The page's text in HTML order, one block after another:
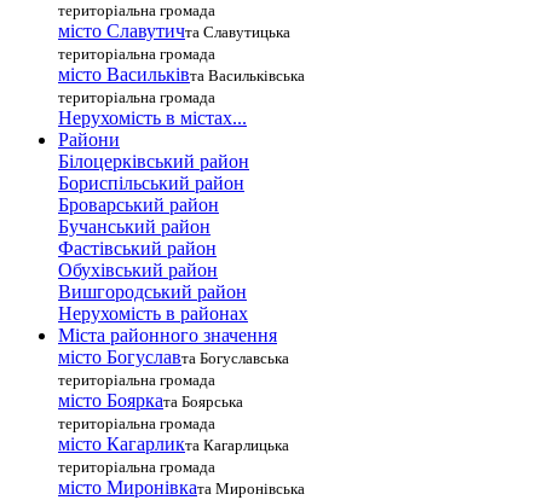
територіальна громада
місто Славутичта Славутицька
територіальна громада
місто Василькiвта Васильківська
територіальна громада
Нерухомість в містах...
Райони
Білоцерківський район
Бориспільський район
Броварський район
Бучанський район
Фастівський район
Обухівський район
Вишгородський район
Нерухомість в районах
Міста районного значення
місто Богуславта Богуславська
територіальна громада
місто Боярката Боярська
територіальна громада
місто Кагарликта Кагарлицька
територіальна громада
місто Миронівката Миронівська